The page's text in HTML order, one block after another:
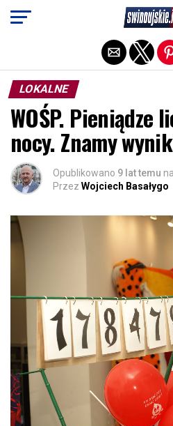
LOKALNE
WOŚP. Pieniądze
nocy. Znamy
Opublikowano 9 lat temu na
Przez Wojciech Basałygo
Exit mobile